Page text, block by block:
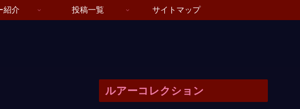
紹介 投稿一覧 サイトマップ
ルアーコレクション